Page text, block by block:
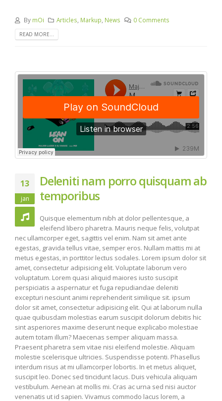
By mOi Articles Markup News 0 Comments
READ MORE...
13
jan
Deleniti nam porro quisquam ab
temporibus
Quisque elementum nibh at dolor pellentesque, a
eleifend libero pharetra. Mauris neque felis, volutpat
nec ullamcorper eget, sagittis vel enim. Nam sit amet ante
egestas, gravida tellus vitae, semper eros. Nullam mattis mi at
metus egestas, in porttitor lectus sodales. Lorem ipsum dolor sit
amet, consectetur adipisicing elit. Voluptate laborum vero
voluptatum. Lorem quasi aliquid maiores iusto suscipit
perspiciatis a aspernatur et fuga repudiandae deleniti
excepturi nesciunt animi reprehenderit similique sit. ipsum
dolor sit amet, consectetur adipisicing elit. Qui at laborum nulla
quae quibusdam molestias earum suscipit dolorum debitis hic
sint asperiores maxime deserunt neque explicabo molestiae
autem totam illum? Maecenas semper aliquam massa.
Praesent pharetra sem vitae nisi eleifend molestie. Aliquam
molestie scelerisque ultricies. Suspendisse potenti. Phasellus
interdum risus at mi ullamcorper lobortis. In et metus aliquet,
suscipit leo. Donec sed tincidunt lacus. Duis vehicula aliquam
vestibulum. Aenean at mollis mi. Cras ac urna sed nisi auctor
venenatis ut id sapien. Vivamus commodo lacus lorem, a